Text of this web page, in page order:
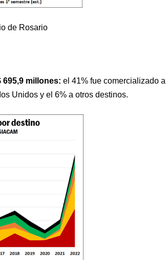
de Rosario
695,9 millones: el 41% fue comercializado a
Unidos y el 6% a otros destinos.